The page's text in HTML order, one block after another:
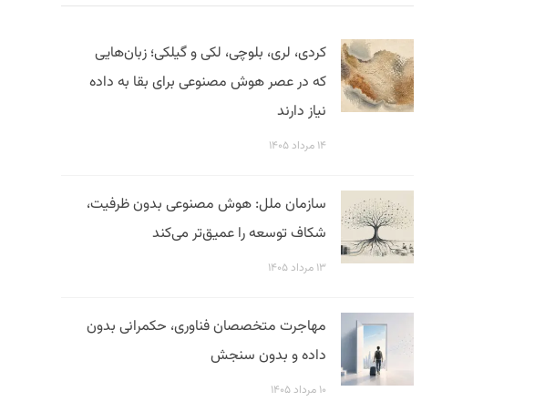
کردی، لری، بلوچی، لکی و گیلکی؛ زبان‌هایی
که در عصر هوش مصنوعی برای بقا به داده
نیاز دارند
۱۴ مرداد ۱۴۰۵
سازمان ملل: هوش مصنوعی بدون ظرفیت،
شکاف توسعه را عمیق‌تر می‌کند
۱۳ مرداد ۱۴۰۵
مهاجرت متخصصان فناوری، حکمرانی بدون
داده و بدون سنجش
۱۰ مرداد ۱۴۰۵